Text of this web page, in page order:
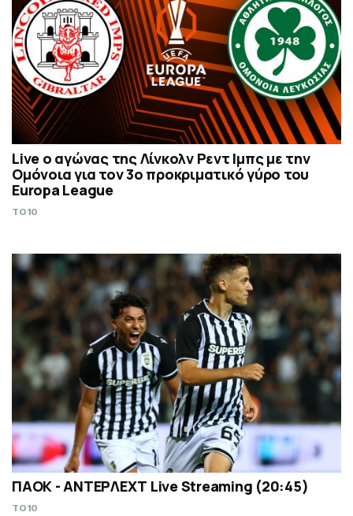
Live ο αγώνας της Λίνκολν Ρεντ Ιμπς με την
Ομόνοια για τον 3ο προκριματικό γύρο του
Europa League
TO10
ΠΑΟΚ - ΑΝΤΕΡΛΕΧΤ Live Streaming (20:45)
TO10